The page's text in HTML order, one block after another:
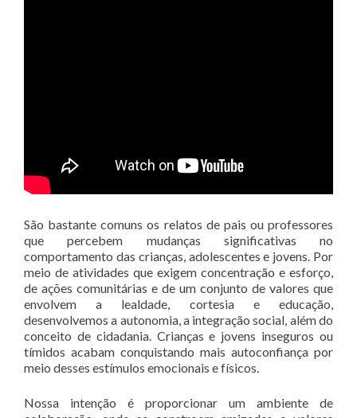
São bastante comuns os relatos de pais ou professores
que percebem mudanças significativas no
comportamento das crianças, adolescentes e jovens. Por
meio de atividades que exigem concentração e esforço,
de ações comunitárias e de um conjunto de valores que
envolvem a lealdade, cortesia e educação,
desenvolvemos a autonomia, a integração social, além do
conceito de cidadania. Crianças e jovens inseguros ou
tímidos acabam conquistando mais autoconfiança por
meio desses estímulos emocionais e físicos.
Nossa intenção é proporcionar um ambiente de